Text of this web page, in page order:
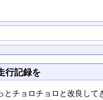
行記録を
チョロチョロと改良し